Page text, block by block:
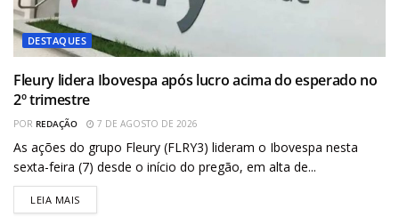
DESTAQUES
Fleury lidera Ibovespa após lucro acima do esperado no
2º trimestre
POR REDAÇÃO 7 DE AGOSTO DE 2026
As ações do grupo Fleury (FLRY3) lideram o Ibovespa nesta
sexta-feira (7) desde o início do pregão, em alta de...
LEIA MAIS